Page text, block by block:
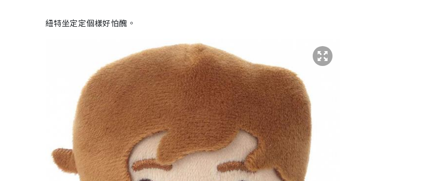
紐特坐定定個樣好怕醜。